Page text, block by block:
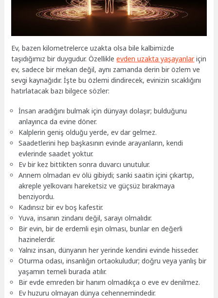
Ev, bazen kilometrelerce uzakta olsa bile kalbimizde
taşıdığımız bir duygudur. Özellikleevden uzakta yaşayanlariçin
ev, sadece bir mekan değil, aynı zamanda derin bir özlem ve
sevgi kaynağıdır. İşte bu özlemi dindirecek, evinizin sıcaklığını
hatırlatacak bazı bilgece sözler:
İnsan aradığını bulmak için dünyayı dolaşır; bulduğunu
anlayınca da evine döner.
Kalplerin geniş olduğu yerde, ev dar gelmez.
Saadetlerini hep başkasının evinde arayanların, kendi
evlerinde saadet yoktur.
Ev bir kez bittikten sonra duvarcı unutulur.
Annem olmadan ev ölü gibiydi; sanki saatin içini çıkartıp,
akreple yelkovanı hareketsiz ve güçsüz bırakmaya
benziyordu.
Kadınsız bir ev boş kafestir.
Yuva, insanın zindanı değil, sarayı olmalıdır.
Bir evin, bir de erdemli eşin olması, bunlar en değerli
hazinelerdir.
Yalnız insan, dünyanın her yerinde kendini evinde hisseder.
Oturma odası, insanlığın ortaokuludur; doğru veya yanlış bir
yaşamın temeli burada atılır.
Bir evde emreden bir hanım olmadıkça o eve ev denilmez.
Ev huzuru olmayan dünya cehennemindedir.